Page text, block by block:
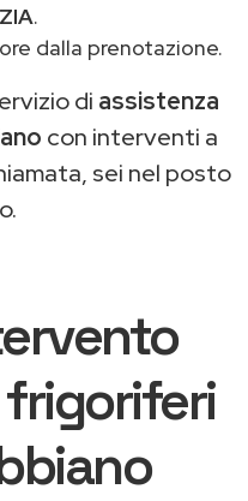
.
dalla prenotazione.
di assistenza
con interventi a
sei nel posto